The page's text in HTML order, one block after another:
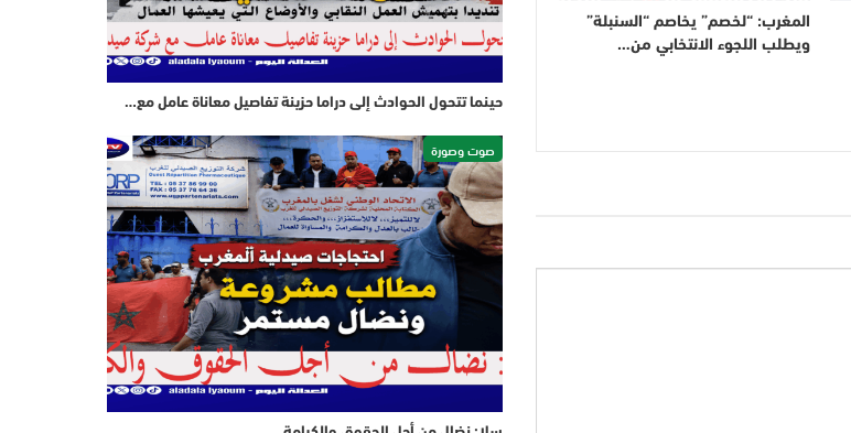
المغرب: “لخصم” يخاصم “السنبلة”
ويطلب اللجوء الانتخابي من…
حينما تتحول الحوادث إلى دراما حزينة تفاصيل معاناة عامل مع…
صوت وصورة